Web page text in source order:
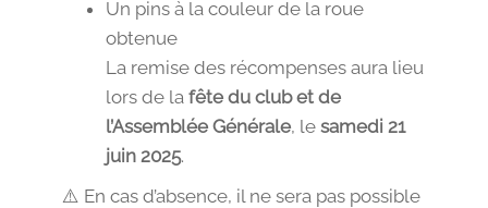
Un pins à la couleur de la roue
obtenue
La remise des récompenses aura lieu
lors de la fête du club et de
l’Assemblée Générale, le samedi 21
juin 2025.
⚠️ En cas d’absence, il ne sera pas possible